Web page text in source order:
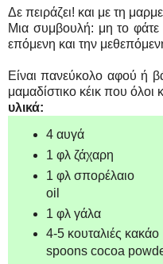
Δε πειράζει! και με τη
Μια συμβουλή: μη το φάτε
επόμενη και την
Είναι πανεύκολο αφού ή
μαμαδίστικο κέικ που όλοι
υλικά:
4 αυγά
1 φλ
1 φλ
oil
1 φλ
4-5
spoons cocoa